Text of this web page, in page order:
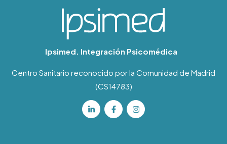
Ipsimed. Integración Psicomédica
Centro Sanitario reconocido por la Comunidad de Madrid
(CS14783)